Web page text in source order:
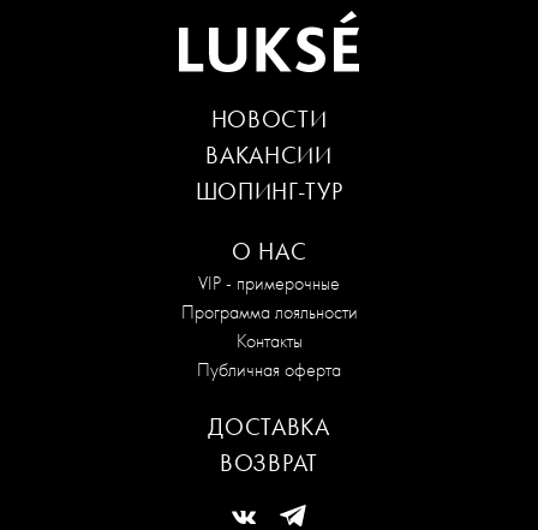
О НАС
VIP - примерочные
Программа лояльности
Контакты
Публичная оферта
НОВОСТИ
ВАКАНСИИ
ШОПИНГ-ТУР
ДОСТАВКА
ВОЗВРАТ